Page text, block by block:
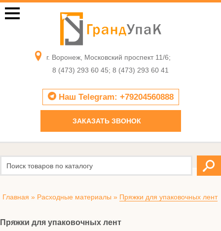
г. Воронеж, Московский проспект 11/6;
8 (473) 293 60 45; 8 (473) 293 60 41
Наш Telegram: +79204560888
ЗАКАЗАТЬ ЗВОНОК
Главная » Расходные материалы » Пряжки для упаковочных лент
Пряжки для упаковочных лент